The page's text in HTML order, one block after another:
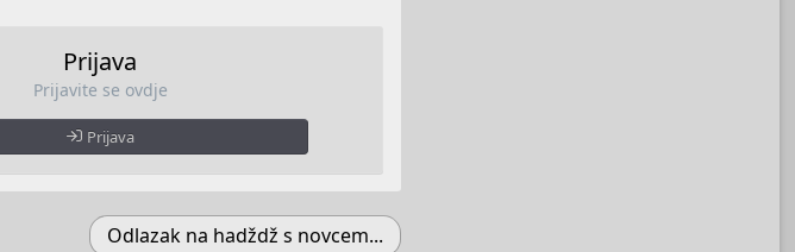
Prijava
Prijavite se ovdje
Prijava
Odlazak na hadždž s novcem...